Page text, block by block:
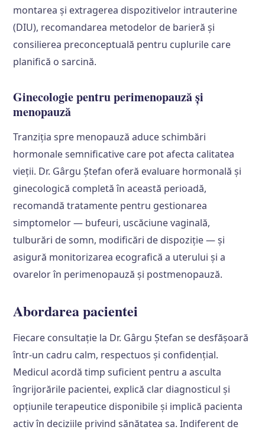
montarea și extragerea dispozitivelor intrauterine
(DIU), recomandarea metodelor de barieră și
consilierea preconceptuală pentru cuplurile care
planifică o sarcină.
Ginecologie pentru perimenopauză și
menopauză
Tranziția spre menopauză aduce schimbări
hormonale semnificative care pot afecta calitatea
vieții. Dr. Gârgu Ștefan oferă evaluare hormonală și
ginecologică completă în această perioadă,
recomandă tratamente pentru gestionarea
simptomelor — bufeuri, uscăciune vaginală,
tulburări de somn, modificări de dispoziție — și
asigură monitorizarea ecografică a uterului și a
ovarelor în perimenopauză și postmenopauză.
Abordarea pacientei
Fiecare consultație la Dr. Gârgu Ștefan se desfășoară
într-un cadru calm, respectuos și confidențial.
Medicul acordă timp suficient pentru a asculta
îngrijorările pacientei, explică clar diagnosticul și
opțiunile terapeutice disponibile și implică pacienta
activ în deciziile privind sănătatea sa. Indiferent de